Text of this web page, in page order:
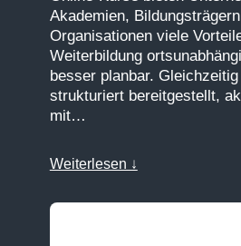
Akademien,
Organisationen viele
Weiterbildung
besser planbar.
strukturiert bereitgestellt,
mit…
Weiterlesen ↓